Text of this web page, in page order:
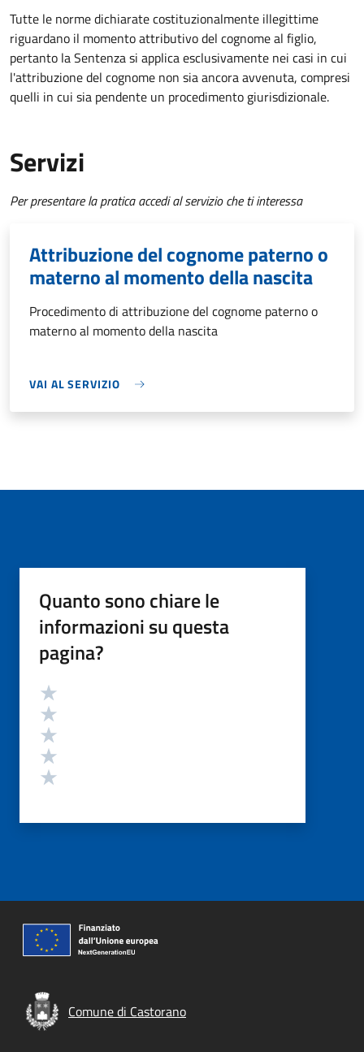
Tutte le norme dichiarate costituzionalmente illegittime
riguardano il momento attributivo del cognome al figlio,
pertanto la Sentenza si applica esclusivamente nei casi in cui
l'attribuzione del cognome non sia ancora avvenuta, compresi
quelli in cui sia pendente un procedimento giurisdizionale.
Servizi
Per presentare la pratica accedi al servizio che ti interessa
Attribuzione del cognome paterno o
materno al momento della nascita
Procedimento di attribuzione del cognome paterno o
materno al momento della nascita
VAI AL SERVIZIO
Quanto sono chiare le
informazioni su questa
pagina?
Valutazione
Comune di Castorano